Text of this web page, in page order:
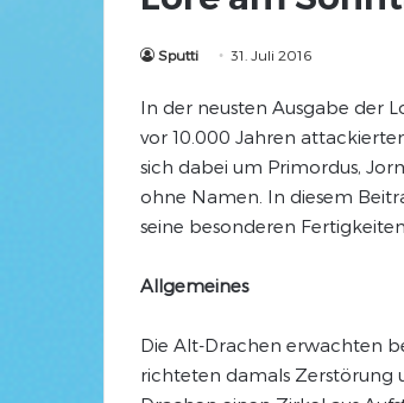
Sputti 31. Juli 2016
In der neusten Ausgabe der
vor 10.000 Jahren
sich dabei um Primordus,
ohne Namen. In diesem
seine besonderen
Allgemeines
Die Alt-Drachen erwachten
richteten damals Zerstörung